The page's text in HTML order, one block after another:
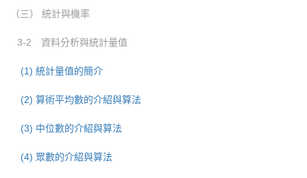
（三） 統計與機率
3-2 資料分析與統計量值
(1) 統計量值的簡介
(2) 算術平均數的介紹與算法
(3) 中位數的介紹與算法
(4) 眾數的介紹與算法